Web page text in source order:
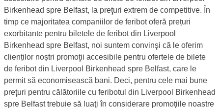
Birkenhead spre Belfast, la preţuri extrem de competitive. În
timp ce majoritatea companiilor de feribot oferă prețuri
exorbitante pentru biletele de feribot din Liverpool
Birkenhead spre Belfast, noi suntem convinşi că le oferim
clienților noștri promoţii accesibile pentru ofertele de bilete
de feribot din Liverpool Birkenhead spre Belfast, care le
permit să economisească bani. Deci, pentru cele mai bune
preţuri pentru călătoriile cu feribotul din Liverpool Birkenhead
spre Belfast trebuie să luaţi în considerare promoţiile noastre